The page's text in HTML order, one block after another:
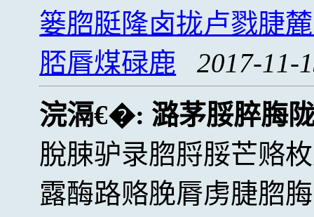
篓脗脡隆卤拢卢戮脻
脴脣煤碌鹿
2017-11-
浣滆€�: 潞茅脮脺脢
脫脨驴录脗脟脮芒赂
露酶路赂脕脣虏脻脗